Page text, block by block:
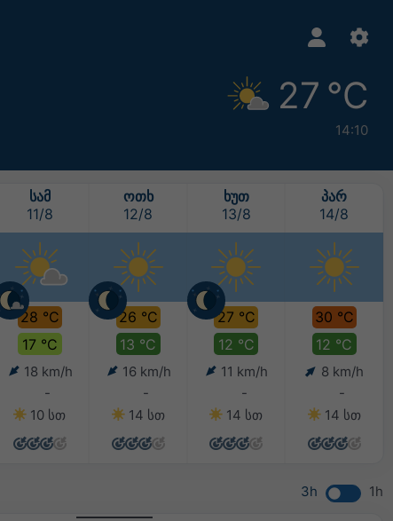
27 °C
14:10
ᲡᲐᲛ
11/8
28 °C
17 °C
18 km/h
-
10 სთ
ᲝᲗᲮ
12/8
26 °C
13 °C
16 km/h
-
14 სთ
ᲮᲣᲗ
13/8
27 °C
12 °C
11 km/h
-
14 სთ
ᲞᲐᲠ
14/8
30 °C
12 °C
8 km/h
-
14 სთ
3h 1h